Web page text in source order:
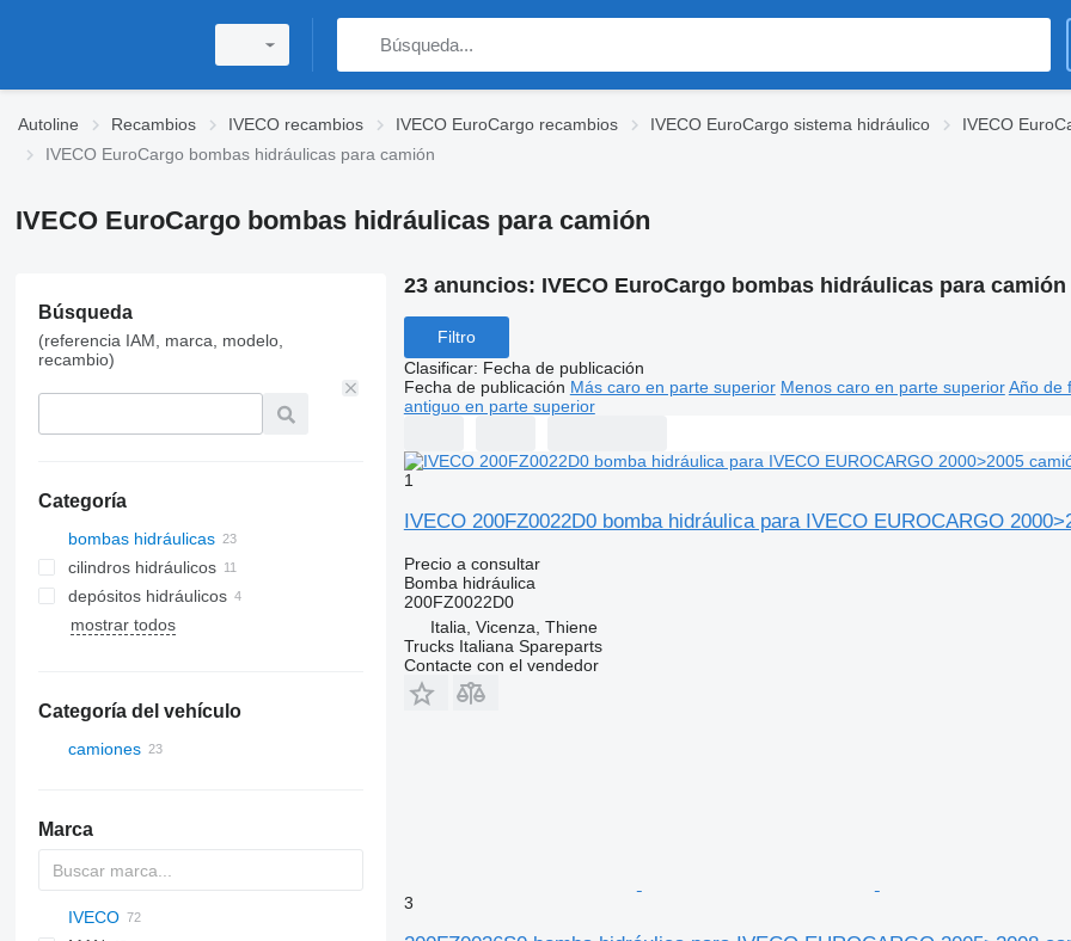
Autoline Recambios IVECO recambios IVECO EuroCargo recambios IVECO EuroCargo sistema hidráulico
IVECO
IVECO EuroCargo bombas hidráulicas para camión
IVECO EuroCargo bombas hidráulicas para camión
Búsqueda
(referencia IAM, marca, modelo,
recambio)
Categoría
bombas hidráulicas
cilindros hidráulicos
depósitos hidráulicos
mostrar todos
Categoría del vehículo
camiones
Marca
BM
XF
AC
M series
RT
IVECO
23 anuncios: IVECO EuroCargo bombas hidráulicas para camión
Filtro
Clasificar: Fecha de publicación
Fecha de publicación Más caro en parte superior Menos caro en parte superior Año de
antiguo en parte superior
1
IVECO 200FZ0022D0 bomba hidráulica para IVECO EUROCARGO
Precio a consultar
Bomba hidráulica
200FZ0022D0
Italia, Vicenza, Thiene
Trucks Italiana Spareparts
Contacte con el vendedor
3